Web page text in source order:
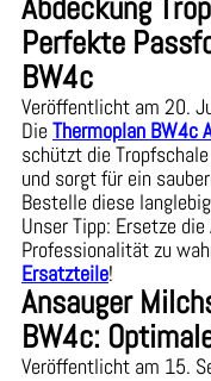
Abdeckung
Perfekte
BW4c
Veröffentlicht am 20.
DieThermoplan BW4c
schützt die
und sorgt für ein
Bestelle diese
Unser Tipp: Ersetze
Professionalität zu
Ersatzteile!
Ansauger
BW4c:
Veröffentlicht am 15.